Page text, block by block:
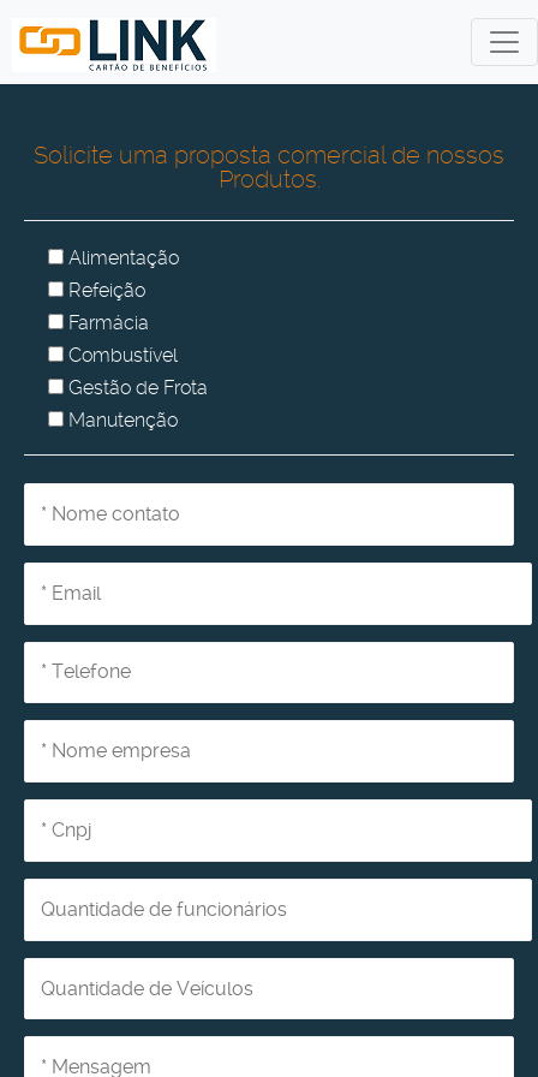
Solicite uma proposta comercial de nossos
Produtos.
Alimentação
Refeição
Farmácia
Combustível
Gestão de Frota
Manutenção